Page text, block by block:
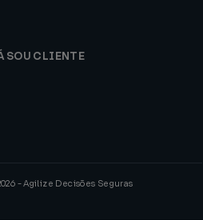
SOU CLIENTE
- Agilize Decisões Seguras